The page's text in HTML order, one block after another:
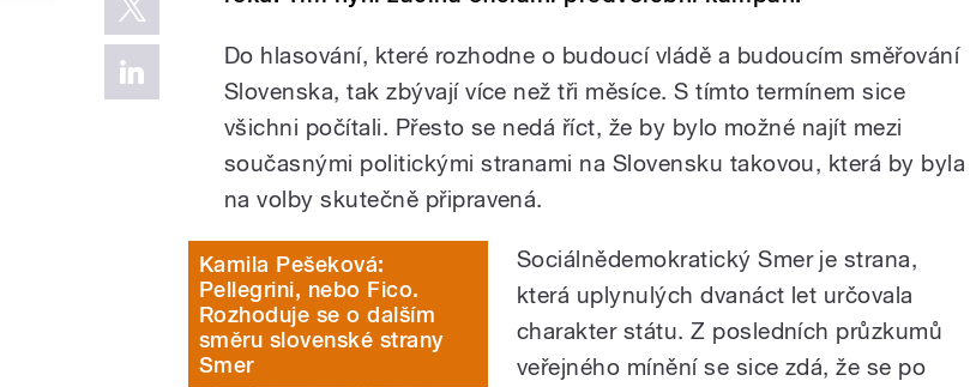
Do hlasování, které rozhodne o budoucí vládě a budoucím směřování
Slovenska, tak zbývají více než tři měsíce. S tímto termínem sice
všichni počítali. Přesto se nedá říct, že by bylo možné najít mezi
současnými politickými stranami na Slovensku takovou, která by byla
na volby skutečně připravená.
Kamila Pešeková:
Pellegrini, nebo Fico.
Rozhoduje se o dalším
směru slovenské strany
Smer
Sociálnědemokratický Smer je strana,
která uplynulých dvanáct let určovala
charakter státu. Z posledních průzkumů
veřejného mínění se sice zdá, že se po